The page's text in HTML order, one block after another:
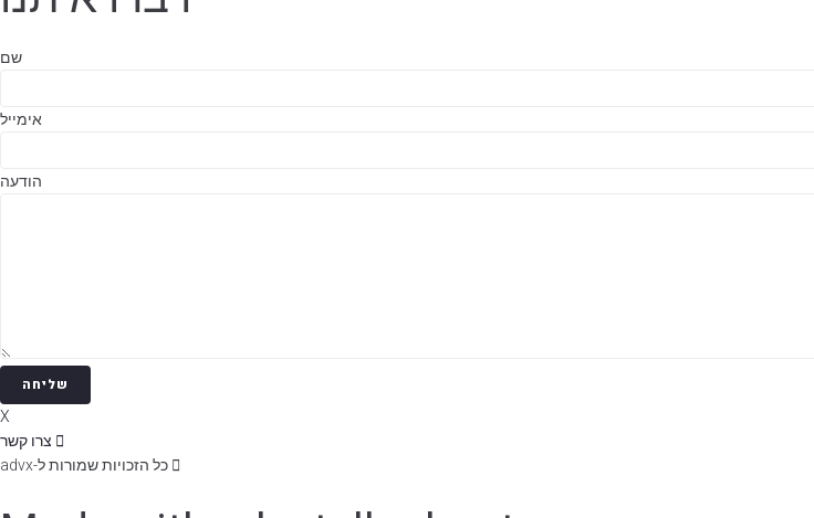
שם
אימייל
הודעה
שליחה
X
צרו קשר
כל הזכויות שמורות ל-advx